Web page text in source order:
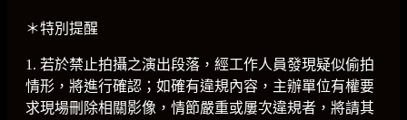
＊特別提醒
1. 若於禁止拍攝之演出段落，經工作人員發現疑似偷拍
情形，將進行確認；如確有違規內容，主辦單位有權要
求現場刪除相關影像，情節嚴重或屢次違規者，將請其